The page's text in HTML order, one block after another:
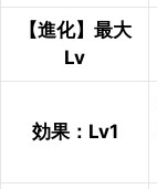
【進化】最大
Lv
効果：Lv1